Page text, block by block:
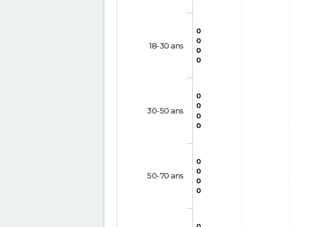
0
0
0
0
0
0
0
0
0
0
0
0
18-30 ans
30-50 ans
50-70 ans